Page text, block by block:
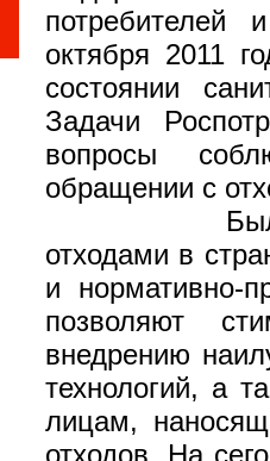
потребителей
октября 2011
состоянии
Задачи
вопросы
обращении с
Было
отходами в
и нормативно-
позволяют
внедрению
технологий, а
лицам,
отходов. На